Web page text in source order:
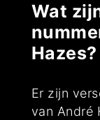
Wat
Hazes?
Er zijn
van André